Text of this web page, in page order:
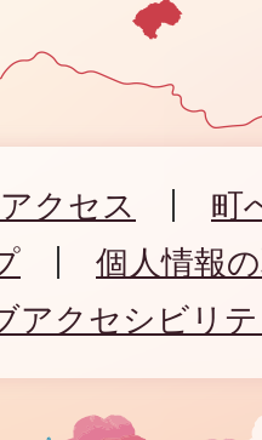
クセス
町
個人情報
アクセシビリ